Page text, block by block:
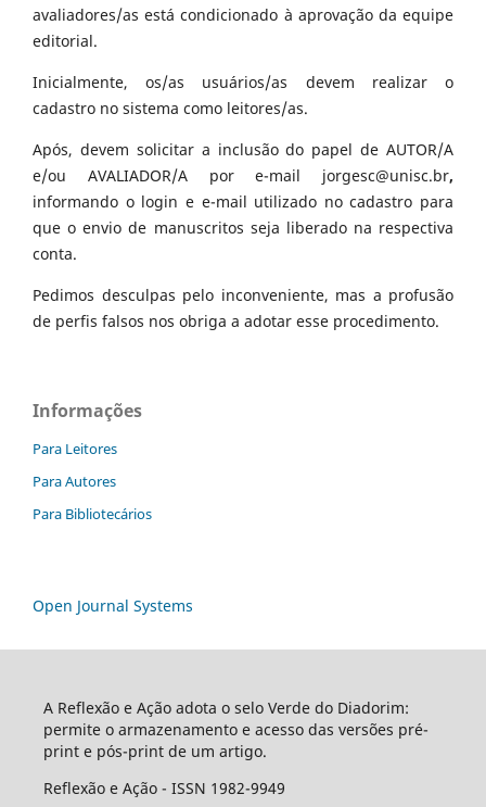
avaliadores/as está condicionado à aprovação da equipe
editorial.
Inicialmente, os/as usuários/as devem realizar o
cadastro no sistema como leitores/as.
Após, devem solicitar a inclusão do papel de AUTOR/A
e/ou AVALIADOR/A por e-mail jorgesc@unisc.br,
informando o login e e-mail utilizado no cadastro para
que o envio de manuscritos seja liberado na respectiva
conta.
Pedimos desculpas pelo inconveniente, mas a profusão
de perfis falsos nos obriga a adotar esse procedimento.
Informações
Para Leitores
Para Autores
Para Bibliotecários
Open Journal Systems
A Reflexão e Ação adota o selo Verde do Diadorim:
permite o armazenamento e acesso das versões pré-
print e pós-print de um artigo.
Reflexão e Ação - ISSN 1982-9949